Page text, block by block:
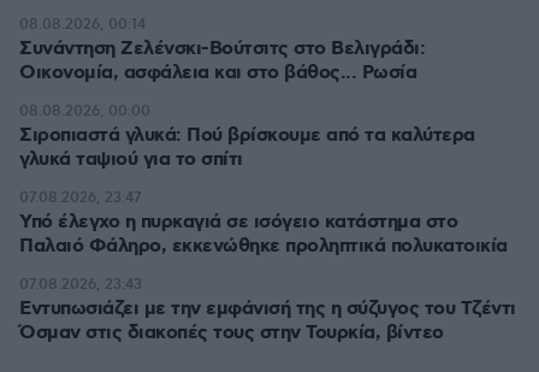
Συνάντηση Ζελένσκι-Βούτσιτς στο Βελιγράδι:
Οικονομία, ασφάλεια και στο βάθος... Ρωσία
08.08.2026, 00:14
Σιροπιαστά γλυκά: Πού βρίσκουμε από τα καλύτερα
γλυκά ταψιού για το σπίτι
08.08.2026, 00:00
Υπό έλεγχο η πυρκαγιά σε ισόγειο κατάστημα στο
Παλαιό Φάληρο, εκκενώθηκε προληπτικά πολυκατοικία
07.08.2026, 23:47
Εντυπωσιάζει με την εμφάνισή της η σύζυγος του Τζέντι
Όσμαν στις διακοπές τους στην Τουρκία, βίντεο
07.08.2026, 23:43